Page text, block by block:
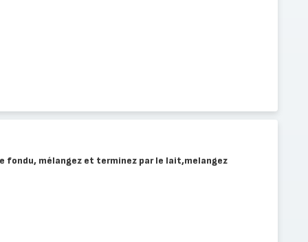
fondu, mélangez et terminez par le lait,melangez